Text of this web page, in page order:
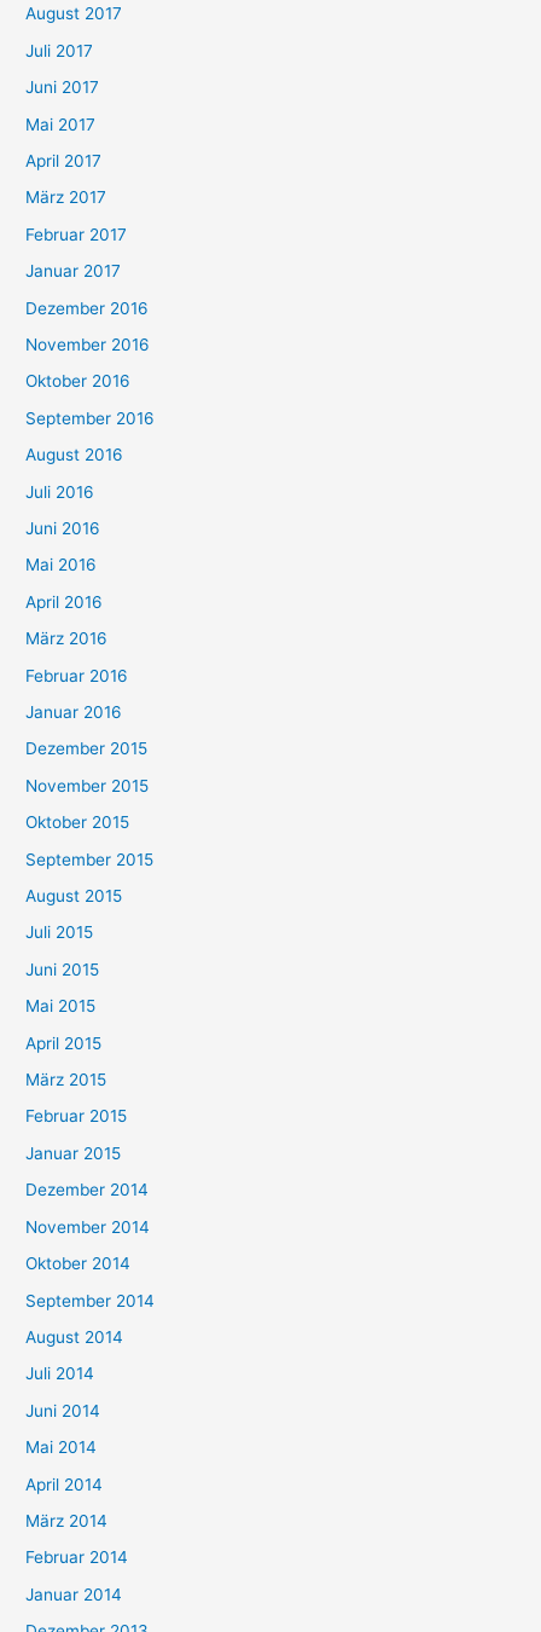
August 2017
Juli 2017
Juni 2017
Mai 2017
April 2017
März 2017
Februar 2017
Januar 2017
Dezember 2016
November 2016
Oktober 2016
September 2016
August 2016
Juli 2016
Juni 2016
Mai 2016
April 2016
März 2016
Februar 2016
Januar 2016
Dezember 2015
November 2015
Oktober 2015
September 2015
August 2015
Juli 2015
Juni 2015
Mai 2015
April 2015
März 2015
Februar 2015
Januar 2015
Dezember 2014
November 2014
Oktober 2014
September 2014
August 2014
Juli 2014
Juni 2014
Mai 2014
April 2014
März 2014
Februar 2014
Januar 2014